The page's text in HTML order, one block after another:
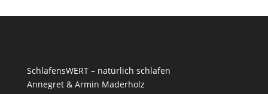
SchlafensWERT – natürlich schlafen
Annegret & Armin Maderholz